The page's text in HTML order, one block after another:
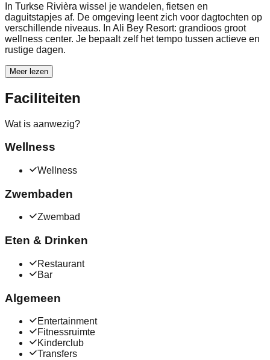
In Turkse Rivièra wissel je wandelen, fietsen en
daguitstapjes af. De omgeving leent zich voor dagtochten op
verschillende niveaus. In Ali Bey Resort: grandioos groot
wellness center. Je bepaalt zelf het tempo tussen actieve en
rustige dagen.
Meer lezen
Faciliteiten
Wat is aanwezig?
Wellness
Wellness
Zwembaden
Zwembad
Eten & Drinken
Restaurant
Bar
Algemeen
Entertainment
Fitnessruimte
Kinderclub
Transfers